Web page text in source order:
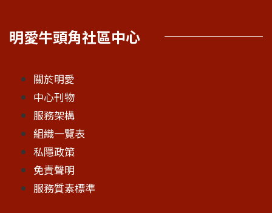
明愛牛頭角社區中心
關於明愛
中心刊物
服務架構
組織一覽表
私隱政策
免責聲明
服務質素標準